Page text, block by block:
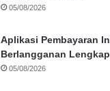
05/08/2026
Aplikasi Pembayaran
Berlangganan Lengkap
05/08/2026